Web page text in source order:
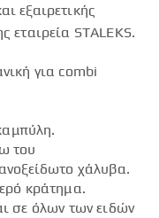
εξαιρετικής
εταιρεία STALEKS.
για combi
του
χάλυβα.
κράτημα.
σε όλων των ειδών